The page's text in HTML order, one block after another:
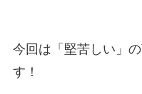
今回は「堅苦しい」
す！